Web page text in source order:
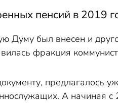
пенсий в 2019
Думу был внесен и
фракция
предлагалось
А начиная